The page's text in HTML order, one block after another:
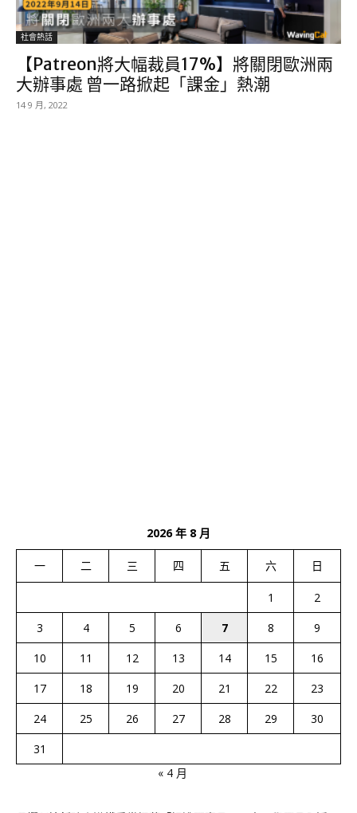
社會熱話
【Patreon將大幅裁員17%】將關閉歐洲兩
大辦事處 曾一路掀起「課金」熱潮
14 9 月, 2022
2026 年 8 月
一 二 三 四 五 六 日
1
2
3
4 5 6 7 8
9
10
11 12 13 14 15
16
17
18 19 20 21 22
23
24
25 26 27 28 29
30
31
« 4 月